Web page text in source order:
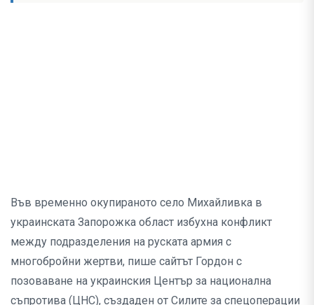
Във временно окупираното село Михайливка в
украинската Запорожка област избухна конфликт
между подразделения на руската армия с
многобройни жертви, пише сайтът Гордон с
позоваване на украинския Център за национална
съпротива (ЦНС), създаден от Силите за спецоперации